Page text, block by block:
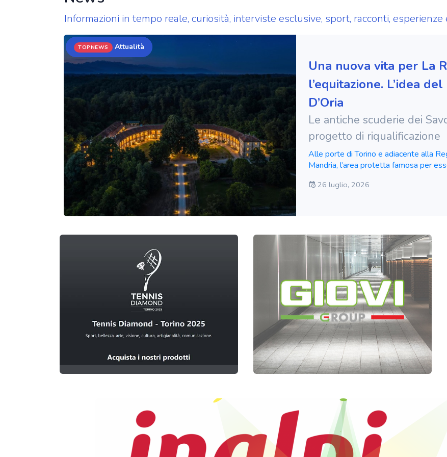
Informazioni in tempo reale, curiosità, interviste esclusive, sport, racconti,
TOPNEWS Attualità
Una nuova vita per La
l’equitazione. L’idea
D’Oria
Le antiche scuderie dei
progetto di riqualificazione
Alle porte di Torino e adiacente alla
Mandria, l’area protetta famosa per
a partire dal 1862 per volere di Vittorio
simmetrica e imponente con una
tempo uno degli edifici simbolo della
territorio e il mondo equestre. Oggi,
un’alternanza di utilizzo e
grazie a un progetto di valorizzazione
ampliandone al contempo le funzioni e le prospettive. 👉
rappresentarne il fulcro, grazie
Piemonte della FISE, Federazione
che gestisce e promuove le discipline
all’aspetto ippico-sportivo perché la
una destinazione dedicata
tale obiettivo, la società torinese
tecnico della futura gestione, nella
visione condivisa e di lungo periodo.
ufficiale www.fise.it/piemonte/it/
26 luglio, 2026